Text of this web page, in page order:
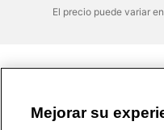
El precio puede variar
Mejorar su